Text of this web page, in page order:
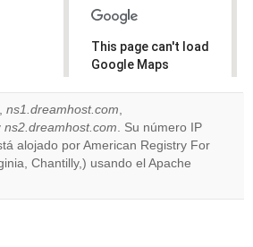
This page can't load
Google Maps
Do you
website?
OK
ns1.dreamhost.com,
ns2.dreamhost.com. Su número IP
alojado por American Registry For
Chantilly,) usando el Apache